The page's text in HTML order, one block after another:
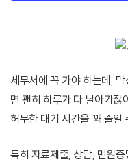
세무서에 꼭 가야 하는데,
면 괜히 하루가 다 날아가잖
허무한 대기 시간을 꽤 줄일
특히 자료제출, 상담, 민원